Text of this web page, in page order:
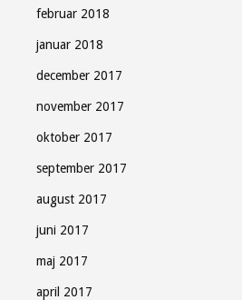
februar 2018
januar 2018
december 2017
november 2017
oktober 2017
september 2017
august 2017
juni 2017
maj 2017
april 2017